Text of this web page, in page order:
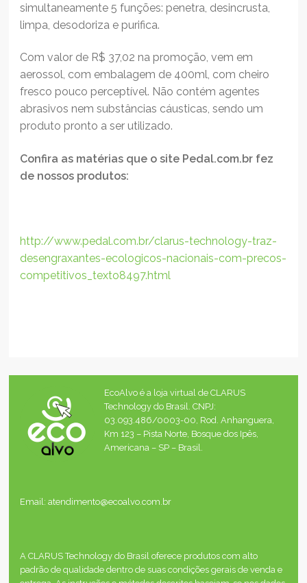
simultaneamente 5 funções: penetra, desincrusta,
limpa, desodoriza e purifica.
Com valor de R$ 37,02 na promoção, vem em
aerossol, com embalagem de 400ml, com cheiro
fresco pouco perceptível. Não contém agentes
abrasivos nem substâncias cáusticas, sendo um
produto pronto a ser utilizado.
Confira as matérias que o site Pedal.com.br fez
de nossos produtos:
http://www.pedal.com.br/clarus-technology-traz-
desengraxantes-ecologicos-nacionais-com-precos-
competitivos_texto8497.html
EcoAlvo é a loja virtual de CLARUS
Technology do Brasil. CNPJ:
03.093.486/0003-00, Rod. Anhanguera,
Km 123 – Pista Norte, Bosque dos Ipês,
Americana – SP – Brasil.
Email: atendimento@ecoalvo.com.br
A CLARUS Technology do Brasil oferece produtos com alto
padrão de qualidade dentro de suas condições gerais de venda e